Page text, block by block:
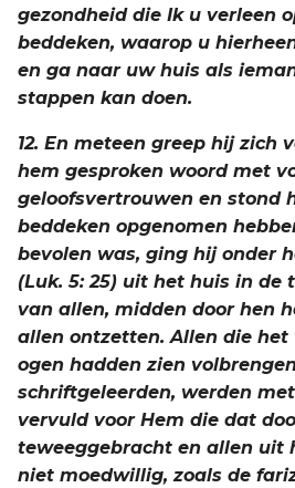
gezondheid die Ik u verleen
beddeken, waarop u
en ga naar uw huis als
stappen kan doen.
12. En meteen greep hij zich
hem gesproken woord met
geloofsvertrouwen en stond
beddeken opgenomen
bevolen was, ging hij onder
(Luk. 5: 25) uit het huis in de
van allen, midden door hen
allen ontzetten. Allen die het
ogen hadden zien
schriftgeleerden, werden
vervuld voor Hem die dat
teweeggebracht en allen uit
niet moedwillig, zoals de